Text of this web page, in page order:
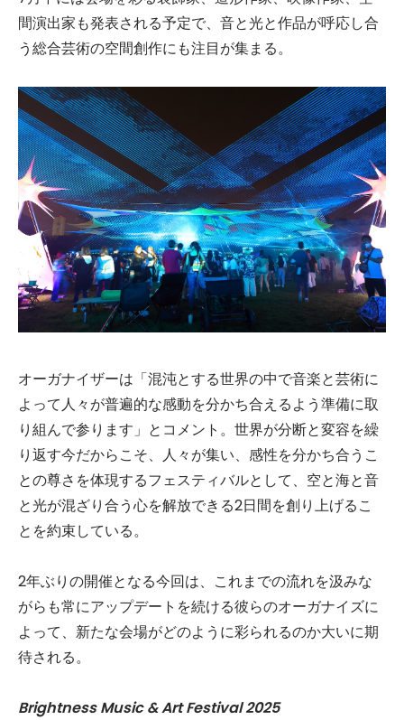
間演出家も発表される予定で、音と光と作品が呼応し合
う総合芸術の空間創作にも注目が集まる。
オーガナイザーは「混沌とする世界の中で音楽と芸術に
よって人々が普遍的な感動を分かち合えるよう準備に取
り組んで参ります」とコメント。世界が分断と変容を繰
り返す今だからこそ、人々が集い、感性を分かち合うこ
との尊さを体現するフェスティバルとして、空と海と音
と光が混ざり合う心を解放できる2日間を創り上げるこ
とを約束している。
2年ぶりの開催となる今回は、これまでの流れを汲みな
がらも常にアップデートを続ける彼らのオーガナイズに
よって、新たな会場がどのように彩られるのか大いに期
待される。
Brightness Music & Art Festival 2025